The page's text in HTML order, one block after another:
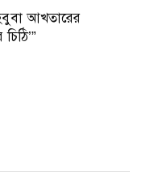
আখতারের